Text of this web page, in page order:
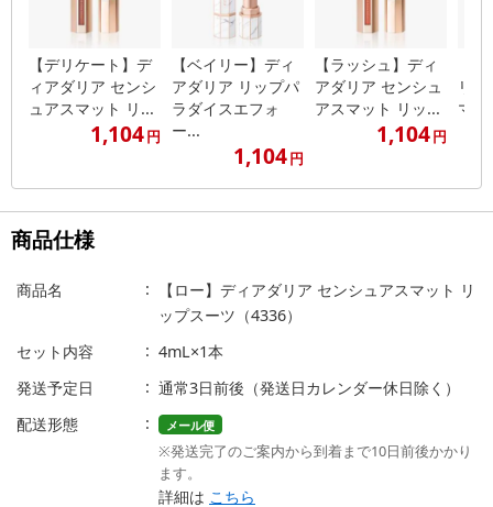
【デリケート】デ
ィアダリア センシ
ュアスマット リ...
1,104円
【ベイリー】ディ
アダリア リップパ
ラダイスエフォ
ー...
1,104円
【ラッシュ】ディ
アダリア センシュ
アスマット リッ...
1,104円
リ
マ
商品仕様
商品名
【ロー】ディアダリア センシュアスマット リ
ップスーツ（4336）
セット内容
4mL×1本
発送予定日
通常3日前後（発送日カレンダー休日除く）
配送形態
メール便
※発送完了のご案内から到着まで10日前後かかり
ます。
詳細は こちら